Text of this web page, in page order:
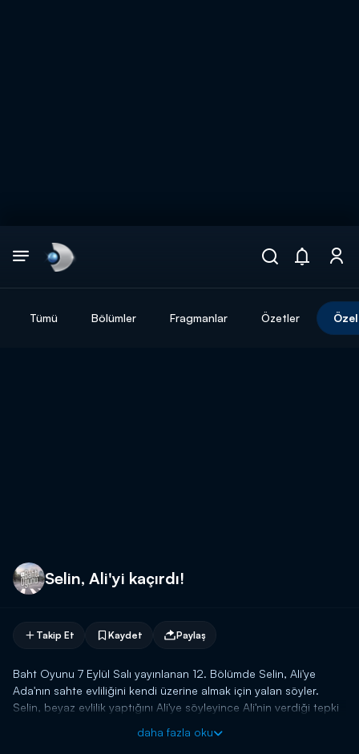
Tümü Bölümler Fragmanlar Özetler
Selin, Ali'yi kaçırdı!
Takip Et Kaydet Paylaş
Baht Oyunu 7 Eylül Salı yayınlanan 12. Bölümde Selin, Ali'ye
Ada'nın sahte evliliğini kendi üzerine almak için yalan söyler.
Selin, beyaz evlilik yaptığını Ali'ye söyleyince Ali'nin verdiği tepki
daha fazla oku